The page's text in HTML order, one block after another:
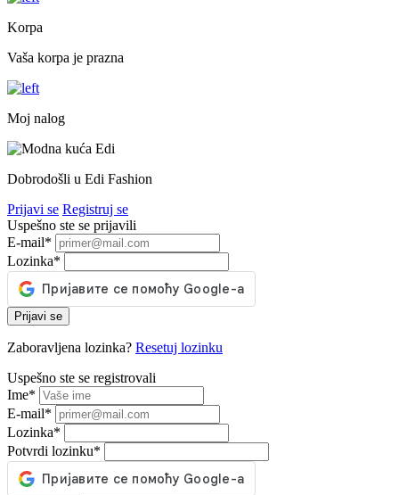
Korpa
Vaša korpa je prazna
Moj nalog
Dobrodošli u Edi Fashion
Prijavi se Registruj se
Uspešno ste se prijavili
E-mail*
Lozinka*
Prijavi se
Zaboravljena lozinka? Resetuj lozinku
Uspešno ste se registrovali
Ime*
E-mail*
Lozinka*
Potvrdi lozinku*